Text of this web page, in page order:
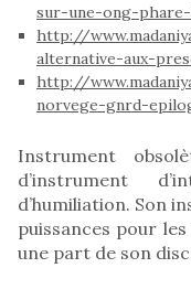
sur-une-ong-
http://
alternative-aux-
http://
norvege-gnrd-
Instrument
d’instrument
d’humiliation. Son
puissances pour
une part de son